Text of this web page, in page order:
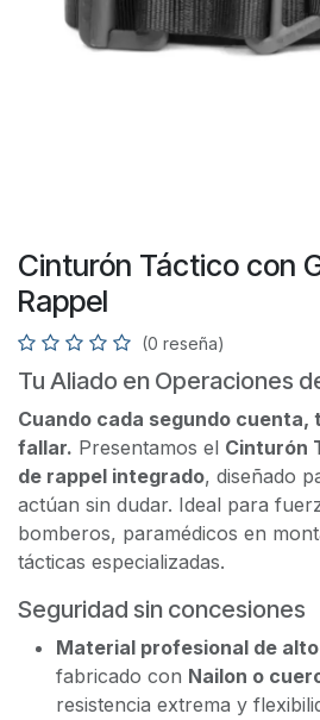
Cinturón Táctico con
Rappel
(0 reseña)
Tu Aliado en Operaciones
Cuando cada segundo cuenta,
fallar. Presentamos el Cinturón
de rappel integrado, diseñado
actúan sin dudar. Ideal para
bomberos, paramédicos en
tácticas especializadas.
Seguridad sin concesiones
Material profesional de
fabricado con Nailon o
resistencia extrema y